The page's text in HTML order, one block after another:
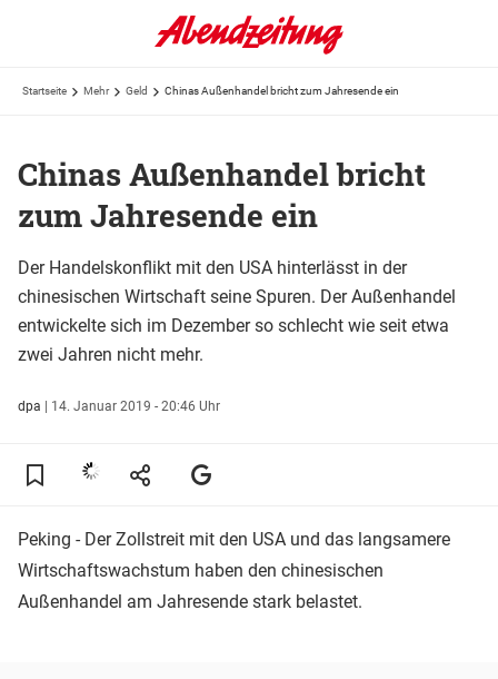
Startseite Mehr Geld Chinas Außenhandel bricht zum Jahresende ein
Chinas Außenhandel bricht
zum Jahresende ein
Der Handelskonflikt mit den USA hinterlässt in der
chinesischen Wirtschaft seine Spuren. Der Außenhandel
entwickelte sich im Dezember so schlecht wie seit etwa
zwei Jahren nicht mehr.
dpa | 14. Januar 2019 - 20:46 Uhr
Peking - Der Zollstreit mit den USA und das langsamere
Wirtschaftswachstum haben den chinesischen
Außenhandel am Jahresende stark belastet.